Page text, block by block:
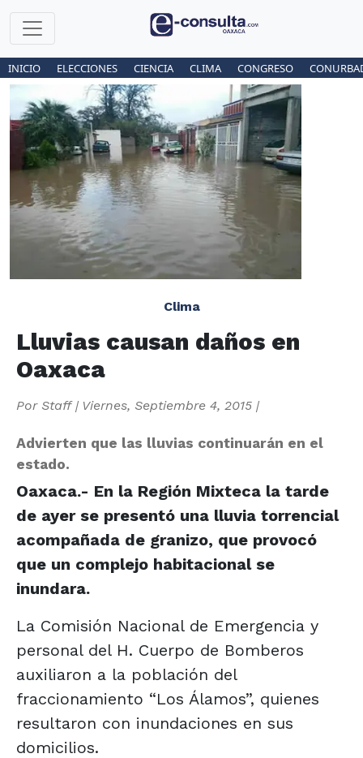
INICIO ELECCIONES CIENCIA CLIMA CONGRESO
Clima
Lluvias causan daños en
Oaxaca
Por Staff| Viernes, Septiembre 4, 2015 |
Advierten que las lluvias continuarán en el
estado.
Oaxaca.- En la Región Mixteca la tarde
de ayer se presentó una lluvia torrencial
acompañada de granizo, que provocó
que un complejo habitacional se
inundara.
La Comisión Nacional de Emergencia y
personal del H. Cuerpo de Bomberos
auxiliaron a la población del
fraccionamiento “Los Álamos”, quienes
resultaron con inundaciones en sus
domicilios.